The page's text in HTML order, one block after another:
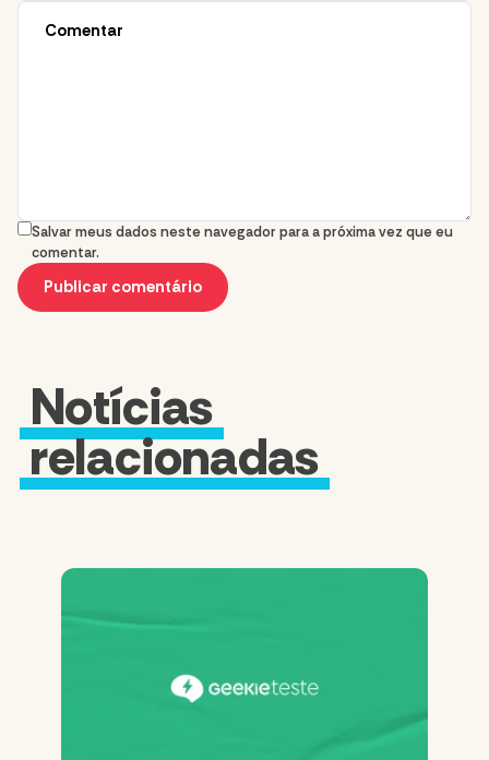
Salvar meus dados neste navegador para a próxima vez que eu
comentar.
Notícias
relacionadas